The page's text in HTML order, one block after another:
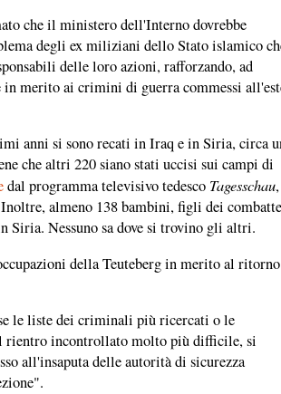
che il ministero dell'Interno dovrebbe
degli ex miliziani dello Stato islamico
delle loro azioni, rafforzando, ad
merito ai crimini di guerra commessi
anni si sono recati in Iraq e in Siria, circa
che altri 220 siano stati uccisi sui campi di
dal programma televisivo tedesco Tagesschau,
almeno 138 bambini, figli dei
Siria. Nessuno sa dove si trovino gli altri.
della Teuteberg in merito al ritorno
le liste dei criminali più ricercati o le
rientro incontrollato molto più difficile, si
all'insaputa delle autorità di sicurezza